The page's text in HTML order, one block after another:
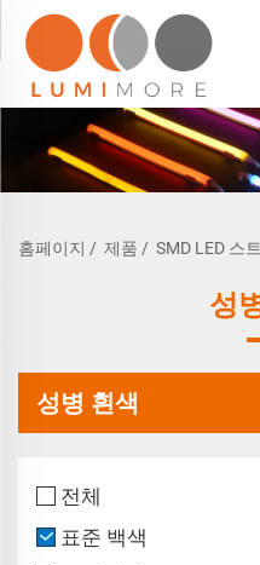
홈페이지 / 제품 / SMD LED 스
성
성병 흰색
전체
표준 백색